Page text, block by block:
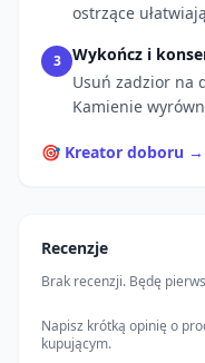
ostrzące
3
Wykończ i
Usuń zadzior na
Kamienie
🎯 Kreator doboru →
Recenzje
Brak recenzji. Będę
Napisz krótką opinię o
kupującym.